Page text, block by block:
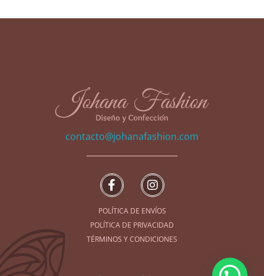
johanafashion.comcontacto@johanafashion.com
POLÍTICA DE ENVÍOS
POLÍTICA DE PRIVACIDAD
TÉRMINOS Y CONDICIONES